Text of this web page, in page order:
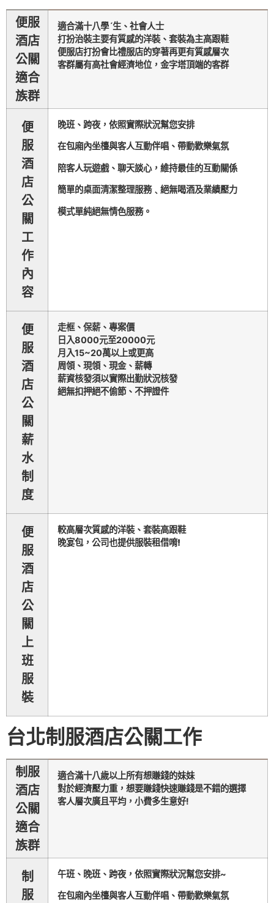
便服
酒店
公關
適合
族群
適合滿十八學ˊ生、社會人士
打扮治裝主要有質感的洋裝、套裝為主高跟鞋
便服店打扮會比禮服店的穿著再更有質感層次
客群屬有高社會經濟地位，金字塔頂端的客群
便
服
酒
店
公
關
工
作
內
容
晚班、跨夜，依照實際狀況幫您安排
在包廂內坐檯與客人互動伴唱、帶動歡樂氣氛
陪客人玩遊戲、聊天談心，維持最佳的互動關係
簡單的桌面清潔整理服務﹑ 絕無喝酒及業績壓力
模式單純絕無情色服務。
便
服
酒
店
公
關
薪
水
制
度
走框、保薪、專案價
日入8000元至20000元
月入15~20萬以上或更高
周領、現領、現金、薪轉
薪資核發須以實際出勤狀況核發
絕無扣押絕不偷節、不押證件
便
服
酒
店
公
關
上
班
服
裝
較高層次質感的洋裝、套裝高跟鞋
晚宴包， 公司也提供服裝租借唷!
台北制服酒店公關工作
制服
酒店
公關
適合
族群
適合滿十八歲以上所有想賺錢的妹妹
對於經濟壓力重，想要賺錢快速賺錢是不錯的選擇
客人層次廣且平均，小費多生意好!
制
服
午班、晚班、跨夜，依照實際狀況幫您安排~
在包廂內坐檯與客人互動伴唱、帶動歡樂氣氛